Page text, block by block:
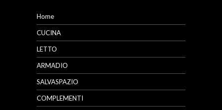
Home
CUCINA
LETTO
ARMADIO
SALVASPAZIO
COMPLEMENTI